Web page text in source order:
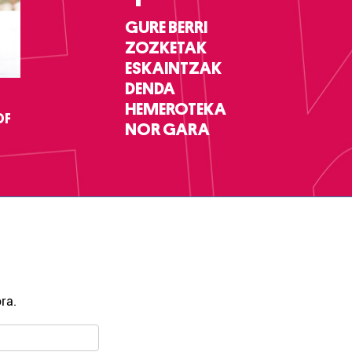
GURE BERRI
ZOZKETAK
ESKAINTZAK
DENDA
HEMEROTEKA
NOR GARA